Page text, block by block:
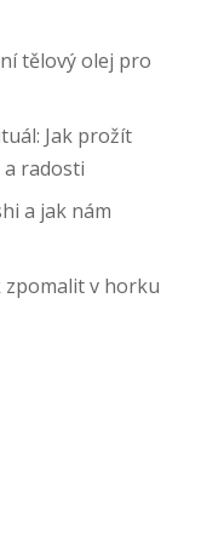
tělový olej pro
Jak prožít
radosti
a jak nám
zpomalit v horku